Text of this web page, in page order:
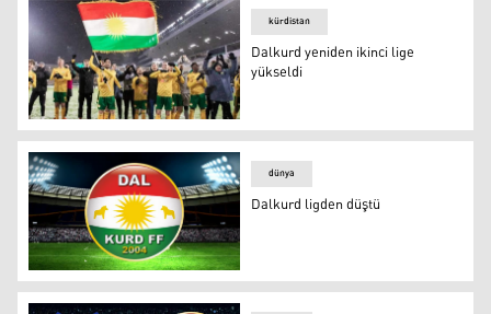
Dalkurd yeniden ikinci lige yükseldi
kürdistan
Dalkurd yeniden ikinci lige
yükseldi
Dalkurd
dünya
Dalkurd ligden düştü